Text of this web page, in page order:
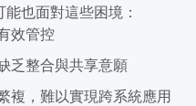
也面對這些困境：
效管控
乏整合與共享意願
複，難以實現跨系統應用